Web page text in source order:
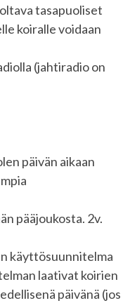
tasapuoliset
koiralle voidaan
(jahtiradio on
päivän aikaan
pääjoukosta. 2v.
käyttösuunnitelma
laativat koirien
päivänä (jos